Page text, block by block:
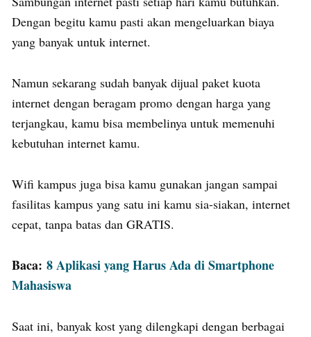
Dengan begitu kamu pasti akan mengeluarkan biaya
yang banyak untuk internet.
Namun sekarang sudah banyak dijual paket kuota
internet dengan beragam promo dengan harga yang
terjangkau, kamu bisa membelinya untuk memenuhi
kebutuhan internet kamu.
Wifi kampus juga bisa kamu gunakan jangan sampai
fasilitas kampus yang satu ini kamu sia-siakan, internet
cepat, tanpa batas dan GRATIS.
Baca: 8 Aplikasi yang Harus Ada di Smartphone
Mahasiswa
Saat ini, banyak kost yang dilengkapi dengan berbagai